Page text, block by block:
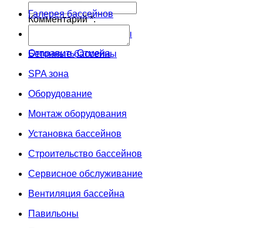
Комментарий *:
Отправить Отмена
Галерея бассейнов
Композитные бассейны
Бетонные бассейны
SPA зона
Оборудование
Монтаж оборудования
Установка бассейнов
Строительство бассейнов
Сервисное обслуживание
Вентиляция бассейна
Павильоны